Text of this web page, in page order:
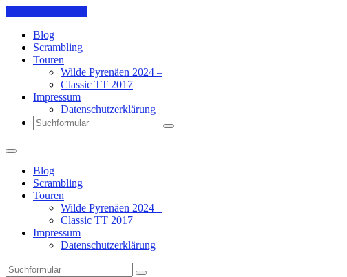
Blog
Scrambling
Touren
Wilde Pyrenäen 2024 –
Classic TT 2017
Impressum
Datenschutzerklärung
Search
Blog
Scrambling
Touren
Wilde Pyrenäen 2024 –
Classic TT 2017
Impressum
Datenschutzerklärung